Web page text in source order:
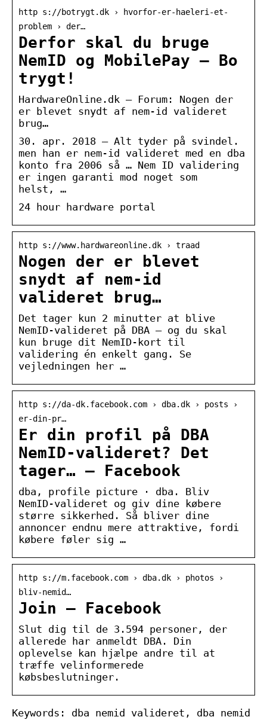
http s://botrygt.dk › hvorfor-er-haeleri-et-
problem › der…
Derfor skal du bruge
NemID og MobilePay – Bo
trygt!
HardwareOnline.dk – Forum: Nogen der
er blevet snydt af nem-id valideret
brug…
30. apr. 2018 — Alt tyder på svindel.
men han er nem-id valideret med en dba
konto fra 2006 så … Nem ID validering
er ingen garanti mod noget som
helst, …
24 hour hardware portal
http s://www.hardwareonline.dk › traad
Nogen der er blevet
snydt af nem-id
valideret brug…
Det tager kun 2 minutter at blive
NemID-valideret på DBA – og du skal
kun bruge dit NemID-kort til
validering én enkelt gang. Se
vejledningen her …
http s://da-dk.facebook.com › dba.dk › posts ›
er-din-pr…
Er din profil på DBA
NemID-valideret? Det
tager… – Facebook
dba, profile picture · dba. Bliv
NemID-valideret og giv dine købere
større sikkerhed. Så bliver dine
annoncer endnu mere attraktive, fordi
købere føler sig …
http s://m.facebook.com › dba.dk › photos ›
bliv-nemid…
Join – Facebook
Slut dig til de 3.594 personer, der
allerede har anmeldt DBA. Din
oplevelse kan hjælpe andre til at
træffe velinformerede
købsbeslutninger.
Keywords: dba nemid valideret, dba nemid